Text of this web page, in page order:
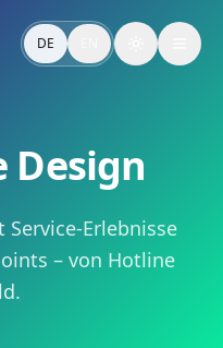
Erlebnisse über alle
& Why It Matters
DE Toggle
Design
Erlebnisse
– von Hotline